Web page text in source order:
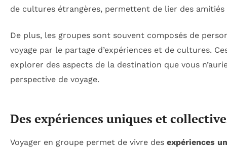
de cultures étrangères, permettent de lier des
De plus, les groupes sont souvent composés de
voyage par le partage d’expériences et de cultures.
explorer des aspects de la destination que vous
perspective de voyage.
Des expériences uniques et
Voyager en groupe permet de vivre des expériences